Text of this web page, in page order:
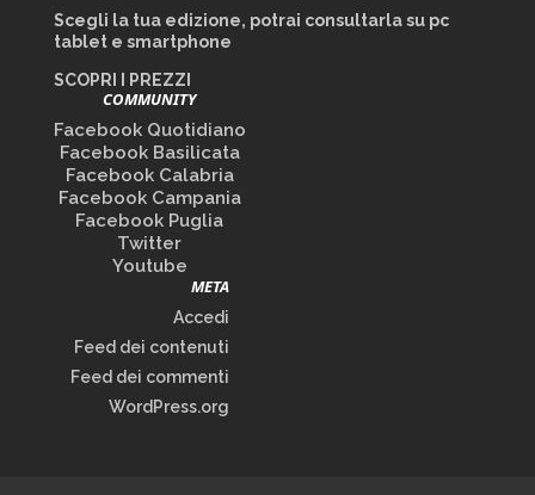
Scegli la tua edizione, potrai consultarla su pc
tablet e smartphone
SCOPRI I PREZZI
COMMUNITY
Facebook Quotidiano
Facebook Basilicata
Facebook Calabria
Facebook Campania
Facebook Puglia
Twitter
Youtube
META
Accedi
Feed dei contenuti
Feed dei commenti
WordPress.org